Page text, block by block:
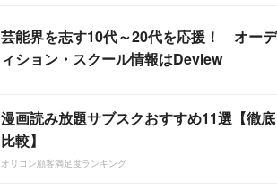
芸能界を志す10代～20代を応援！ オーデ
ィション・スクール情報はDeview
漫画読み放題サブスクおすすめ11選【徹底
比較】
オリコン顧客満足度ランキング